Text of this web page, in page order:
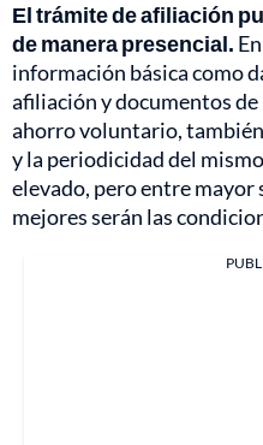
El trámite de afiliación
de manera presencial.
información básica como
afiliación y documentos
ahorro voluntario,
y la periodicidad del
elevado, pero entre mayor
mejores serán las